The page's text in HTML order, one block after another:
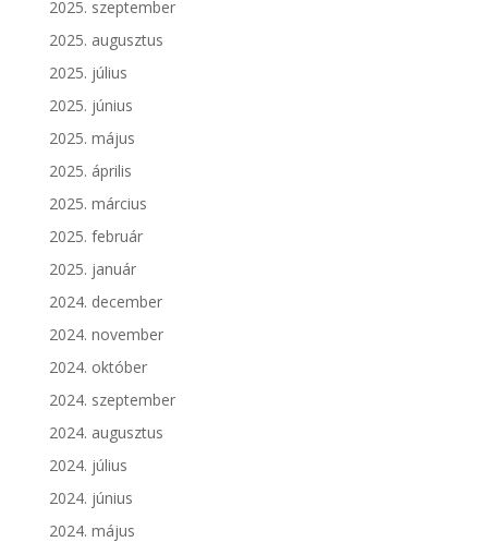
2025. szeptember
2025. augusztus
2025. július
2025. június
2025. május
2025. április
2025. március
2025. február
2025. január
2024. december
2024. november
2024. október
2024. szeptember
2024. augusztus
2024. július
2024. június
2024. május